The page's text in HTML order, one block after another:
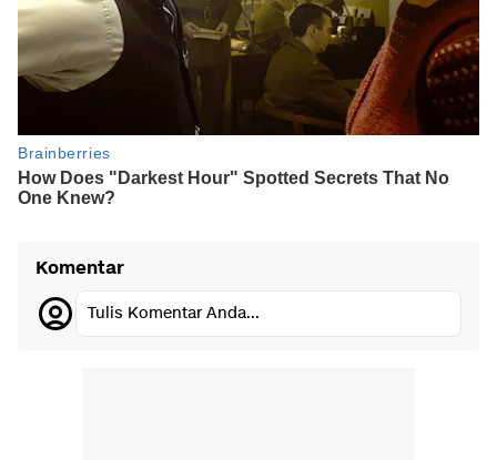
Komentar
Tulis Komentar Anda...